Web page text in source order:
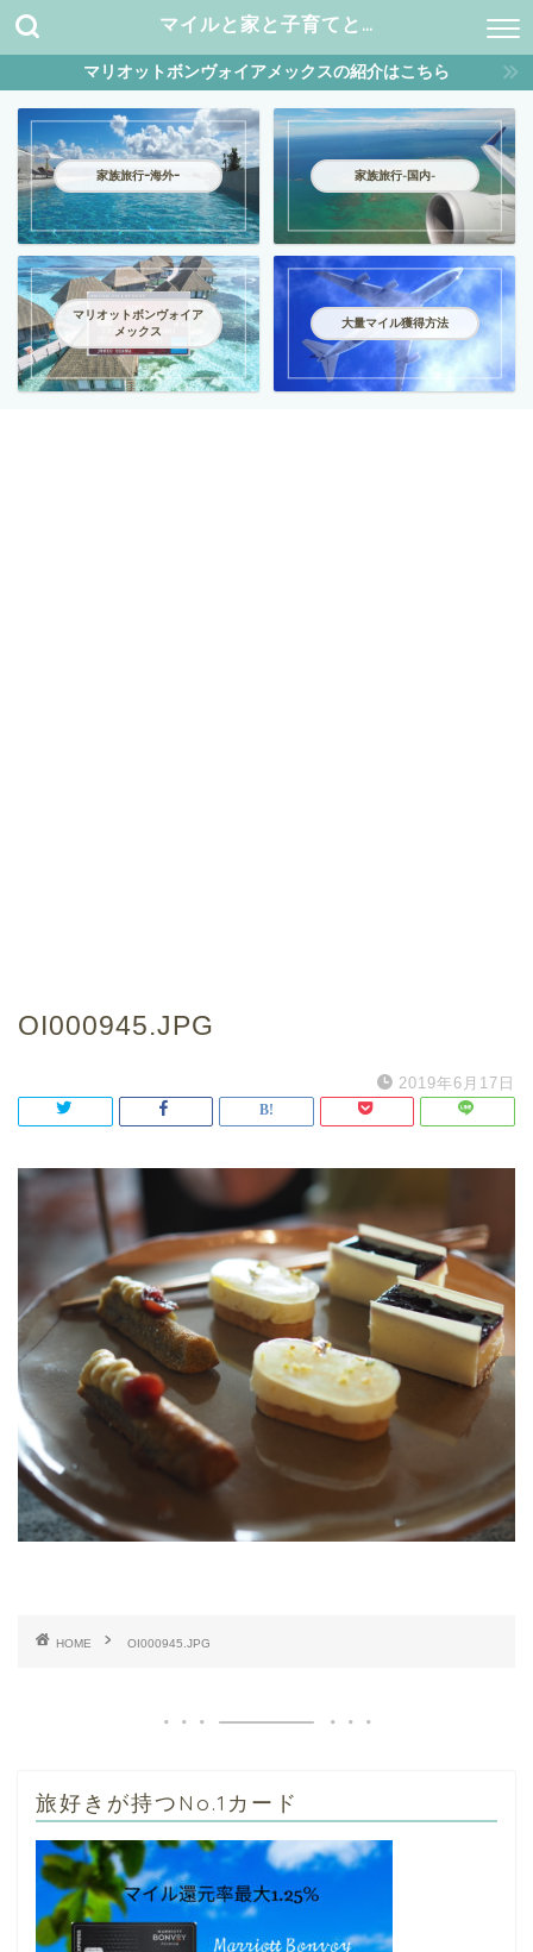
マイルと家と子育てと…
マリオットボンヴォイアメックスの紹介はこちら
家族旅行ｰ海外ｰ 家族旅行-国内-
マリオットボンヴォイア
メックス
大量マイル獲得方法
OI000945.JPG
2019年6月17日
HOME OI000945.JPG
旅好きが持つNo.1カード